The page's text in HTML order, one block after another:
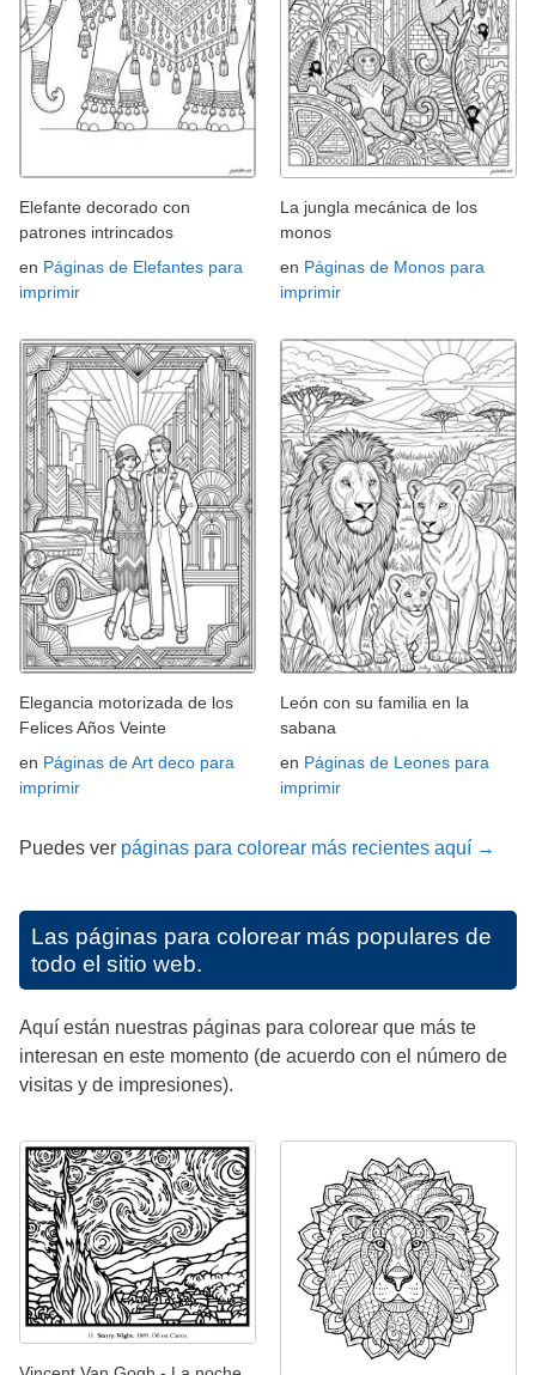
Elefante decorado con
patrones intrincados
en Páginas de Elefantes para
imprimir
La jungla mecánica de los
monos
en Páginas de Monos para
imprimir
Elegancia motorizada de los
Felices Años Veinte
en Páginas de Art deco para
imprimir
León con su familia en la
sabana
en Páginas de Leones para
imprimir
Puedes ver páginas para colorear más recientes aquí →
Las páginas para colorear más populares de
todo el sitio web.
Aquí están nuestras páginas para colorear que más te
interesan en este momento (de acuerdo con el número de
visitas y de impresiones).